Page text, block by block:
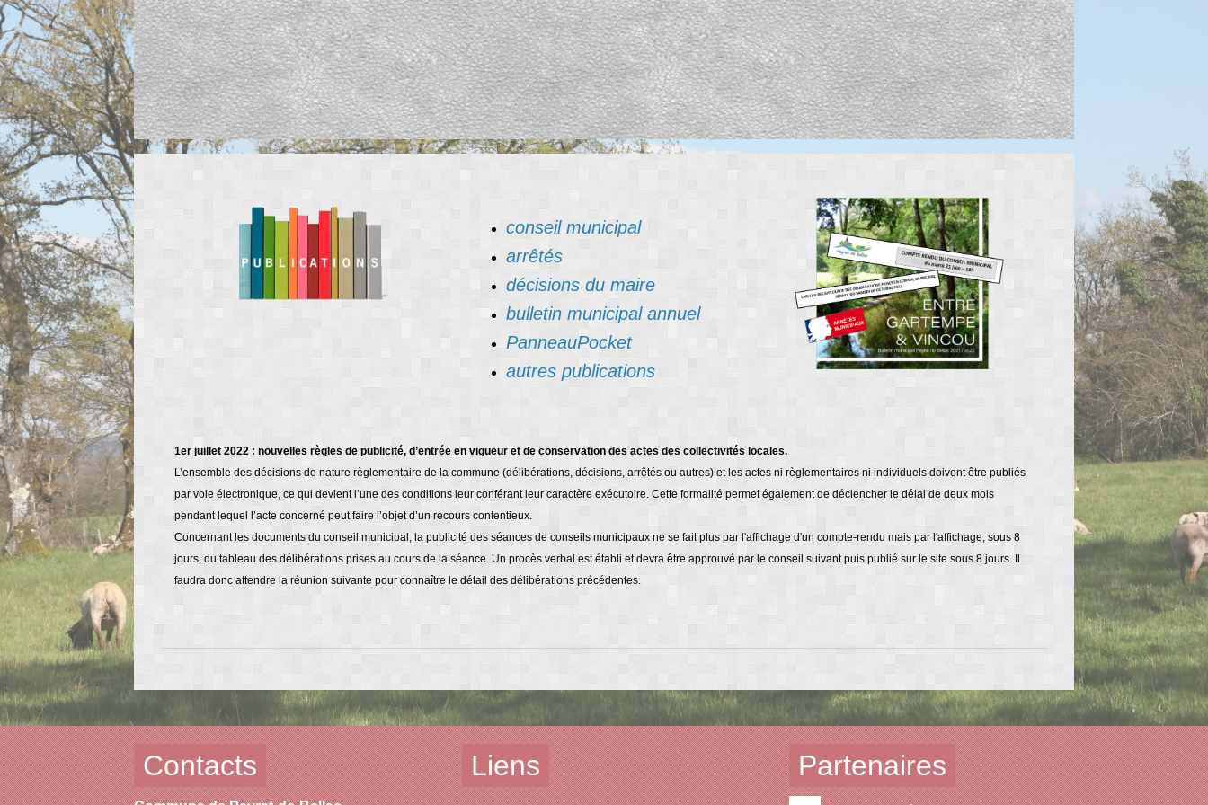
conseil municipal
arrêtés
décisions du maire
bulletin municipal annuel
PanneauPocket
autres publications
1er juillet 2022 : nouvelles règles de publicité, d’entrée en vigueur et de conservation des actes des collectivités locales.
L’ensemble des décisions de nature règlementaire de la commune (délibérations, décisions, arrêtés ou autres) et les actes ni règlementaires ni individuels doivent être publiés
par voie électronique, ce qui devient l’une des conditions leur conférant leur caractère exécutoire. Cette formalité permet également de déclencher le délai de deux mois
pendant lequel l’acte concerné peut faire l’objet d’un recours contentieux.
Concernant les documents du conseil municipal, la publicité des séances de conseils municipaux ne se fait plus par l'affichage d'un compte-rendu mais par l'affichage, sous 8
jours, du tableau des délibérations prises au cours de la séance. Un procès verbal est établi et devra être approuvé par le conseil suivant puis publié sur le site sous 8 jours. Il
faudra donc attendre la réunion suivante pour connaître le détail des délibérations précédentes.
Contacts Liens Partenaires